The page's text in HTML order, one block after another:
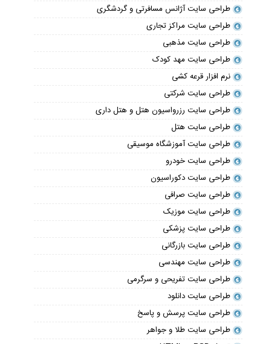
طراحی سایت آژانس مسافرتی و گردشگری
طراحی سایت مراکز تجاری
طراحی سایت مذهبی
طراحی سایت مهد کودک
نرم افزار قرعه کشی
طراحی سایت شرکتی
طراحی سایت رزرواسیون هتل و هتل داری
طراحی سایت هتل
طراحی سایت آموزشگاه موسیقی
طراحی سایت خودرو
طراحی سایت دکوراسیون
طراحی سایت صرافی
طراحی سایت موزیک
طراحی سایت پزشکی
طراحی سایت بازرگانی
طراحی سایت مهندسی
طراحی سایت تفریحی و سرگرمی
طراحی سایت دانلود
طراحی سایت پرسش و پاسخ
طراحی سایت طلا و جواهر